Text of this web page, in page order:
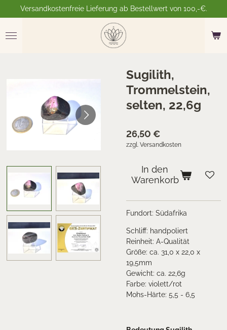
Hauptinhalt
springen
Versandkostenfreie Lieferung ab Bestellwert von 100,-€.
Sugilith,
Trommelstein,
selten, 22,6g
26,50 €
zzgl. Versandkosten
In den
Warenkorb
Fundort: Südafrika
Schliff: handpoliert
Reinheit: A-Qualität
Größe: ca. 31,0 x 22,0 x
19,5mm
Gewicht: ca. 22,6g
Farbe: violett/rot
Mohs-Härte: 5,5 - 6,5